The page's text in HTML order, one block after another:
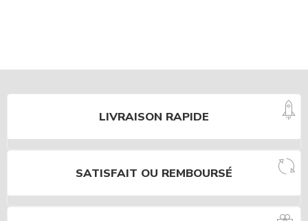
LIVRAISON RAPIDE
SATISFAIT OU REMBOURSÉ